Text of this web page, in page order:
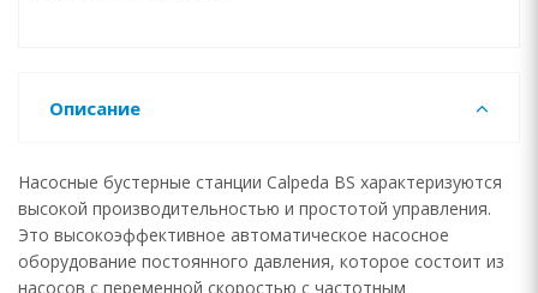
Описание
Насосные бустерные станции Calpeda BS характеризуются
высокой производительностью и простотой управления.
Это высокоэффективное автоматическое насосное
оборудование постоянного давления, которое состоит из
насосов с переменной скоростью с частотным